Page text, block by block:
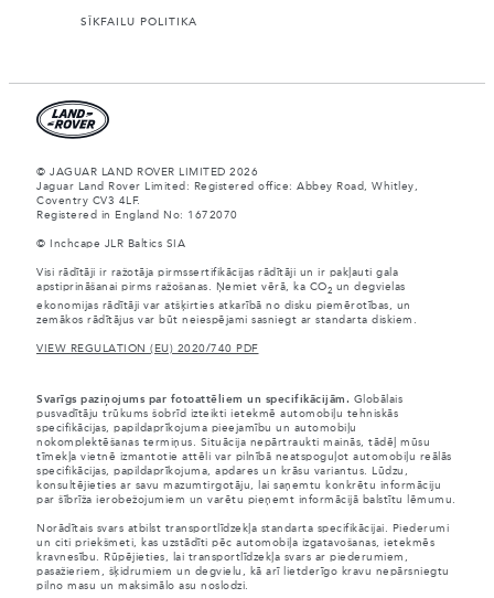
SĪKFAILU POLITIKA
© JAGUAR LAND ROVER LIMITED 2026
Jaguar Land Rover Limited: Registered office: Abbey Road, Whitley,
Coventry CV3 4LF.
Registered in England No: 1672070
© Inchcape JLR Baltics SIA
Visi rādītāji ir ražotāja pirmssertifikācijas rādītāji un ir pakļauti gala
apstiprināšanai pirms ražošanas. Ņemiet vērā, ka CO2 un degvielas
ekonomijas rādītāji var atšķirties atkarībā no disku piemērotības, un
zemākos rādītājus var būt neiespējami sasniegt ar standarta diskiem.
VIEW REGULATION (EU) 2020/740 PDF
Svarīgs paziņojums par fotoattēliem un specifikācijām. Globālais
pusvadītāju trūkums šobrīd izteikti ietekmē automobiļu tehniskās
specifikācijas, papildaprīkojuma pieejamību un automobiļu
nokomplektēšanas termiņus. Situācija nepārtraukti mainās, tādēļ mūsu
tīmekļa vietnē izmantotie attēli var pilnībā neatspoguļot automobiļu reālās
specifikācijas, papildaprīkojuma, apdares un krāsu variantus. Lūdzu,
konsultējieties ar savu mazumtirgotāju, lai saņemtu konkrētu informāciju
par šībrīža ierobežojumiem un varētu pieņemt informācijā balstītu lēmumu.
Norādītais svars atbilst transportlīdzekļa standarta specifikācijai. Piederumi
un citi priekšmeti, kas uzstādīti pēc automobiļa izgatavošanas, ietekmēs
kravnesību. Rūpējieties, lai transportlīdzekļa svars ar piederumiem,
pasažieriem, šķidrumiem un degvielu, kā arī lietderīgo kravu nepārsniegtu
pilno masu un maksimālo asu noslodzi.